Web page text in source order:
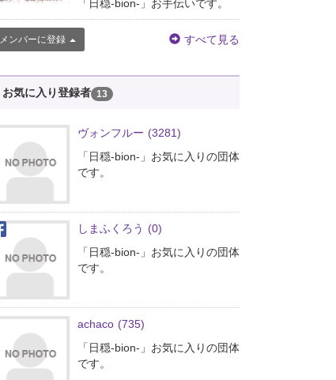
「日穏-bion-」お手伝いです。
メンバーに登録 すべて見る
お気に入り登録者 13
ヴォンフルー (3281)
「日穏-bion-」お気に入りの団体
です。
しまふくろう (0)
「日穏-bion-」お気に入りの団体
です。
achaco (735)
「日穏-bion-」お気に入りの団体
です。